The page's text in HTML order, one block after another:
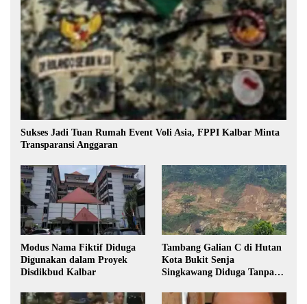
Sukses Jadi Tuan Rumah Event Voli Asia, FPPI Kalbar Minta
Transparansi Anggaran
Modus Nama Fiktif Diduga
Digunakan dalam Proyek
Disdikbud Kalbar
Tambang Galian C di Hutan
Kota Bukit Senja
Singkawang Diduga Tanpa